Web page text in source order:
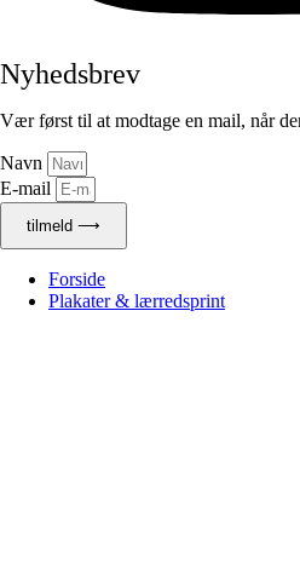
Nyhedsbrev
Vær først til at modtage en mail, når
Navn
E-mail
tilmeld ⟶
Forside
Plakater & lærredsprint